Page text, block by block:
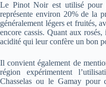
Le Pinot Noir est utilisé pour
représente environ 20% de la
généralement légers et fruités,
encore cassis. Quant aux
acidité qui leur confère un bon
Il convient également de
région expérimentent
Chasselas ou le Gamay pour